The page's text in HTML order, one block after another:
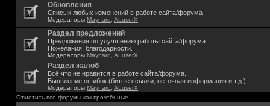
Обновления
Списык любых изменений в работе сайта/форума
Модераторы Maynard ALuserX
Раздел предложений
Предложения по улучшению работы сайта/форума.
Пожелания, благодарности.
Модераторы Maynard ALuserX
Раздел жалоб
Всё что не нравится в работе сайта/форума.
Выявление ошибок (битые ссылки, неточная информация и т.д.)
Модераторы Maynard ALuserX
Отметить все форумы как прочтённые